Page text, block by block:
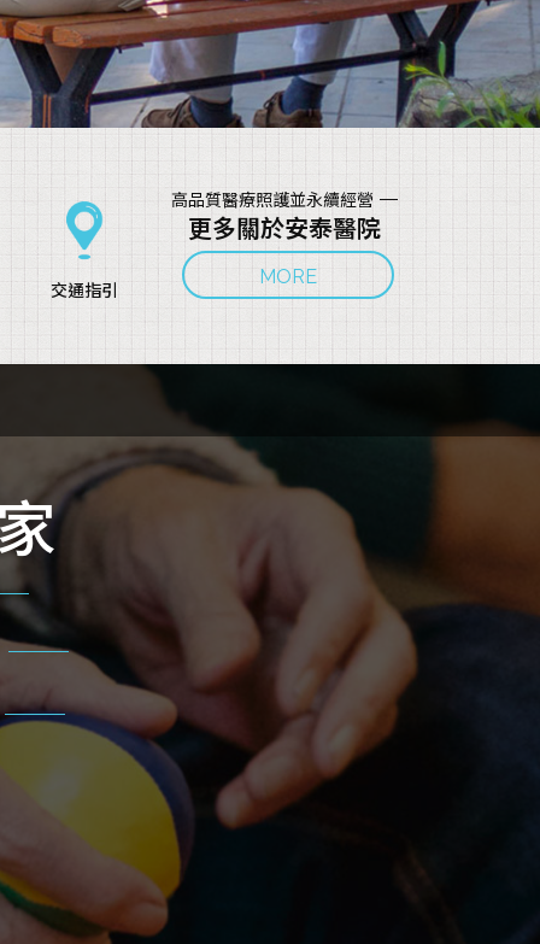
交通指引
高品質醫療照護並永續經營
更多關於安泰醫院
載※
又方便。